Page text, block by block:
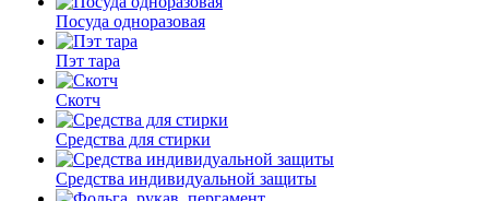
Посуда одноразовая
Пэт тара
Скотч
Средства для стирки
Средства индивидуальной защиты